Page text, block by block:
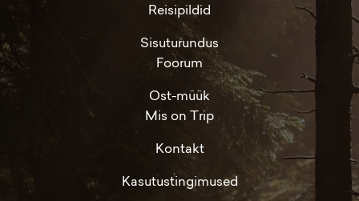
Reisipildid
Sisuturundus
Foorum
Ost-müük
Mis on Trip
Kontakt
Kasutustingimused